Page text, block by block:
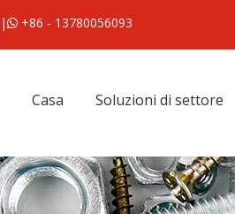
|  +86 - 13780056093
Casa Soluzioni di settore